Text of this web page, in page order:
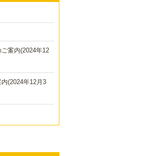
案内(2024年12
(2024年12月3